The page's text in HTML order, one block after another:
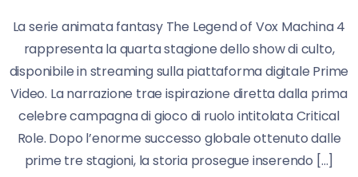
La serie animata fantasy The Legend of Vox Machina 4
rappresenta la quarta stagione dello show di culto,
disponibile in streaming sulla piattaforma digitale Prime
Video. La narrazione trae ispirazione diretta dalla prima
celebre campagna di gioco di ruolo intitolata Critical
Role. Dopo l’enorme successo globale ottenuto dalle
prime tre stagioni, la storia prosegue inserendo […]